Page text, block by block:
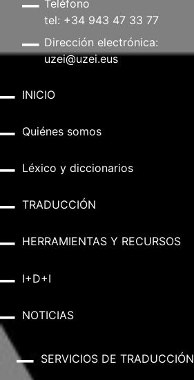
Teléfono
tel: +34 943 47 33 77
Dirección electrónica:
uzei@uzei.eus
INICIO
Quiénes somos
Léxico y diccionarios
TRADUCCIÓN
HERRAMIENTAS Y RECURSOS
I+D+I
NOTICIAS
SERVICIOS DE TRADUCCIÓN